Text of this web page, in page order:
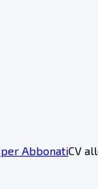
AbbonatiCV